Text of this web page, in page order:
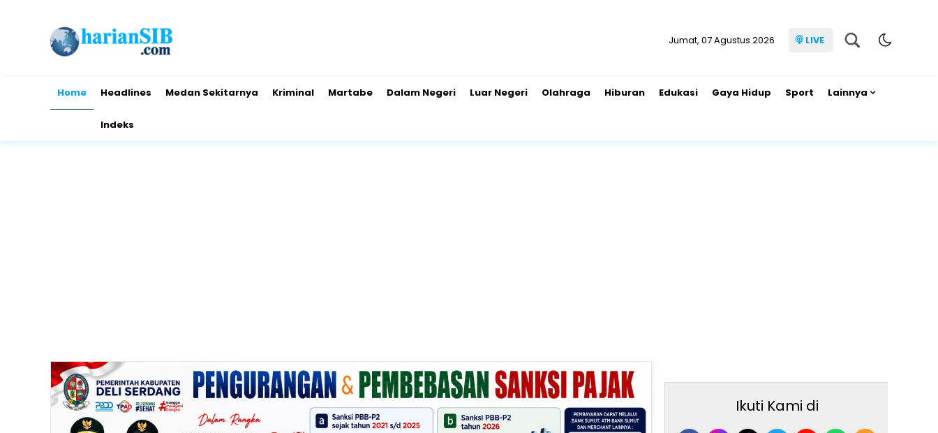
Jumat, 07 Agustus 2026 LIVE
Home Headlines Medan Sekitarnya Kriminal Martabe Dalam Negeri Luar Negeri Olahraga Hiburan Edukasi Gaya Hidup Sport Lainnya
Indeks
Ikuti Kami di